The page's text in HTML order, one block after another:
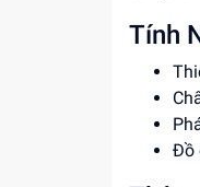
Tính
Đồ